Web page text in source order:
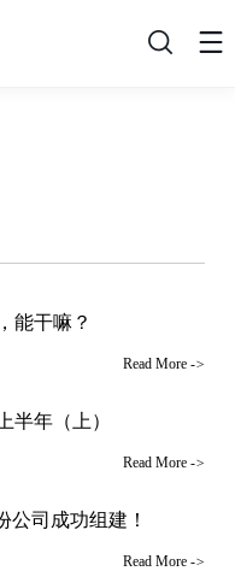
搜
能干嘛？
Read More ->
半年（上）
Read More ->
公司成功组建！
Read More ->